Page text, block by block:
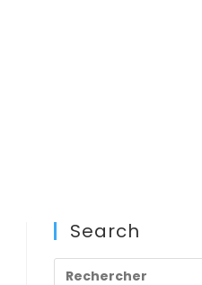
Search